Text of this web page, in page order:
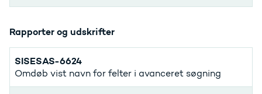
Rapporter og udskrifter
SISESAS-6624
Omdøb vist navn for felter i avanceret søgning